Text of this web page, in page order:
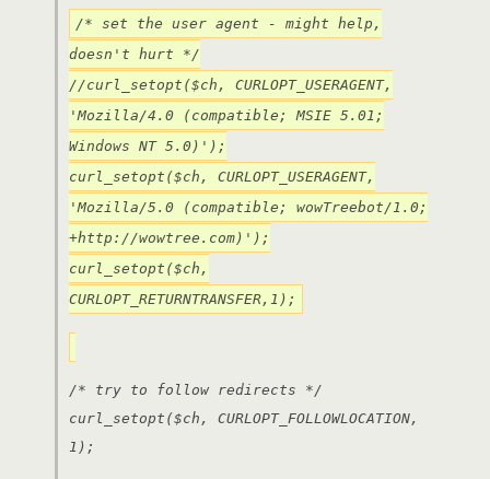
/* set the user agent - might help,
doesn't hurt */
//curl_setopt($ch, CURLOPT_USERAGENT,
'Mozilla/4.0 (compatible; MSIE 5.01;
Windows NT 5.0)');
curl_setopt($ch, CURLOPT_USERAGENT,
'Mozilla/5.0 (compatible; wowTreebot/1.0;
+http://wowtree.com)');
curl_setopt($ch,
CURLOPT_RETURNTRANSFER,1);
/* try to follow redirects */
curl_setopt($ch, CURLOPT_FOLLOWLOCATION,
1);